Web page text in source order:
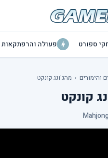
ספורט פעולה והרפתקאות
והימורים › מהג'ונג קונקט
קונקט